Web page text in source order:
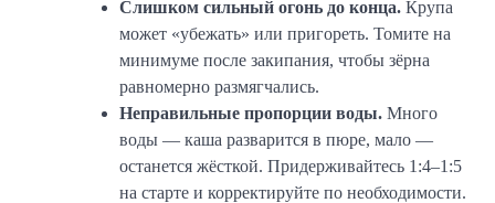
Слишком сильный огонь до конца. Крупа
может «убежать» или пригореть. Томите на
минимуме после закипания, чтобы зёрна
равномерно размягчались.
Неправильные пропорции воды. Много
воды — каша разварится в пюре, мало —
останется жёсткой. Придерживайтесь 1:4–1:5
на старте и корректируйте по необходимости.